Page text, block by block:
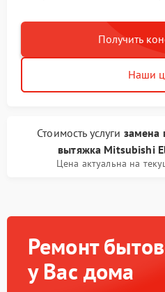
Получить
Наши
Стоимость услуги замена
вытяжка Mitsubishi
Цена актуальна на
Ремонт
у Вас дома